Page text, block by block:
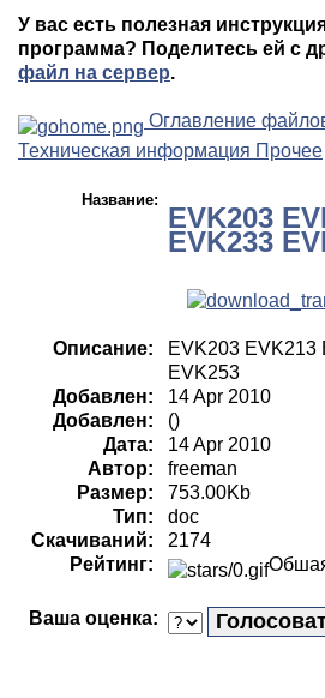
У вас есть полезная
программа? Поделитесь ей с
файл на сервер.
Оглавление
Техническая информация Прочее
Название:
EVK203
EVK233
Описание:
EVK203 EVK213
EVK253
Добавлен:
14 Apr 2010
Добавлен:
()
Дата:
14 Apr 2010
Автор:
freeman
Размер:
753.00Kb
Тип:
doc
Скачиваний:
2174
Рейтинг:
Ваша оценка: